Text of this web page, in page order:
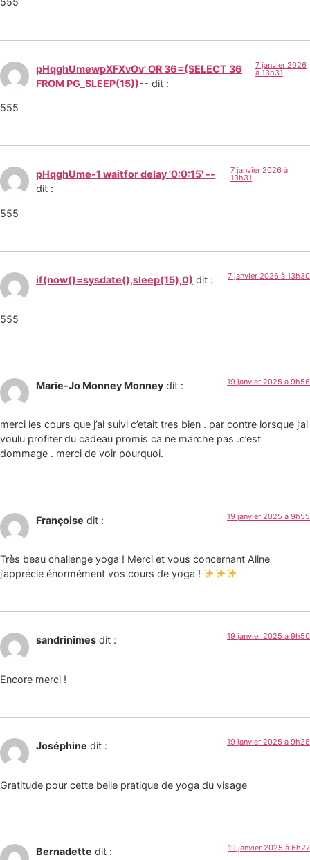
pHqghUmewpXFXvOv' OR 36=(SELECT 36
FROM PG_SLEEP(15))-- dit :
7 janvier 2026
à 13h31
555
pHqghUme-1 waitfor delay '0:0:15' --
dit :
7 janvier 2026 à
13h31
555
if(now()=sysdate(),sleep(15),0) dit : 7 janvier 2026 à 13h30
555
Marie-Jo Monney Monney dit : 19 janvier 2025 à 9h56
merci les cours que j’ai suivi c’etait tres bien . par contre lorsque j’ai
voulu profiter du cadeau promis ca ne marche pas .c’est
dommage . merci de voir pourquoi.
Françoise dit : 19 janvier 2025 à 9h55
Très beau challenge yoga ! Merci et vous concernant Aline
j’apprécie énormément vos cours de yoga !
sandrinîmes dit : 19 janvier 2025 à 9h50
Encore merci !
Joséphine dit : 19 janvier 2025 à 9h28
Gratitude pour cette belle pratique de yoga du visage
Bernadette dit : 19 janvier 2025 à 6h27